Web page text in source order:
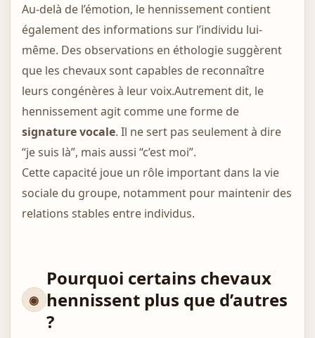
Au-delà de l’émotion, le hennissement contient
également des informations sur l’individu lui-
même. Des observations en éthologie suggèrent
que les chevaux sont capables de reconnaître
leurs congénères à leur voix.Autrement dit, le
hennissement agit comme une forme de
signature vocale. Il ne sert pas seulement à dire
“je suis là”, mais aussi “c’est moi”.
Cette capacité joue un rôle important dans la vie
sociale du groupe, notamment pour maintenir des
relations stables entre individus.
Pourquoi certains chevaux
hennissent plus que d’autres
?